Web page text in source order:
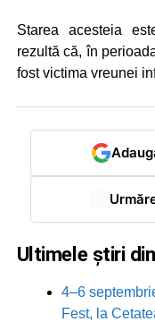
Starea acesteia
rezultă că, în
fost victima vreunei
Ultimele știri
4–6
Fest, la